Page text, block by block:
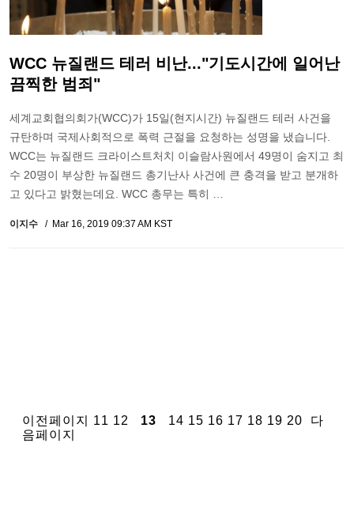
WCC 뉴질랜드 테러 비난..."기도시간에 일어난
끔찍한 범죄"
세계교회협의회가(WCC)가 15일(현지시간) 뉴질랜드 테러 사건을
규탄하며 국제사회적으로 폭력 근절을 요청하는 성명을 냈습니다.
WCC는 뉴질랜드 크라이스트처치 이슬람사원에서 49명이 숨지고 최
수 20명이 부상한 뉴질랜드 총기난사 사건에 큰 충격을 받고 분개하
고 있다고 밝혔는데요. WCC 총무는 특히 …
이지수 Mar 16, 2019 09:37 AM KST
이전페이지 11 12 13 14 15 16 17 18 19 20
다
음페이지